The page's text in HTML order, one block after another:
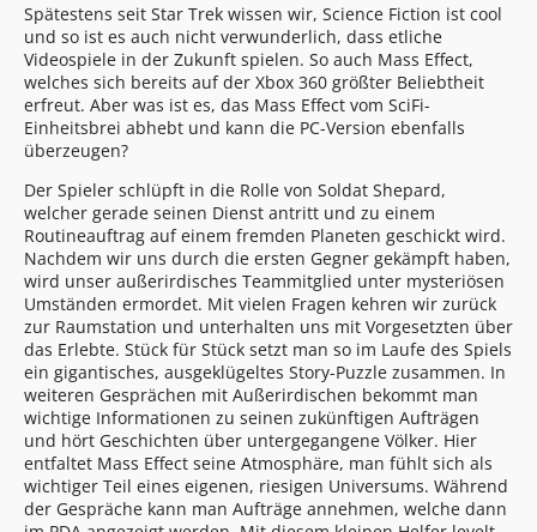
Spätestens seit Star Trek wissen wir, Science Fiction ist cool
und so ist es auch nicht verwunderlich, dass etliche
Videospiele in der Zukunft spielen. So auch Mass Effect,
welches sich bereits auf der Xbox 360 größter Beliebtheit
erfreut. Aber was ist es, das Mass Effect vom SciFi-
Einheitsbrei abhebt und kann die PC-Version ebenfalls
überzeugen?
Der Spieler schlüpft in die Rolle von Soldat Shepard,
welcher gerade seinen Dienst antritt und zu einem
Routineauftrag auf einem fremden Planeten geschickt wird.
Nachdem wir uns durch die ersten Gegner gekämpft haben,
wird unser außerirdisches Teammitglied unter mysteriösen
Umständen ermordet. Mit vielen Fragen kehren wir zurück
zur Raumstation und unterhalten uns mit Vorgesetzten über
das Erlebte. Stück für Stück setzt man so im Laufe des Spiels
ein gigantisches, ausgeklügeltes Story-Puzzle zusammen. In
weiteren Gesprächen mit Außerirdischen bekommt man
wichtige Informationen zu seinen zukünftigen Aufträgen
und hört Geschichten über untergegangene Völker. Hier
entfaltet Mass Effect seine Atmosphäre, man fühlt sich als
wichtiger Teil eines eigenen, riesigen Universums. Während
der Gespräche kann man Aufträge annehmen, welche dann